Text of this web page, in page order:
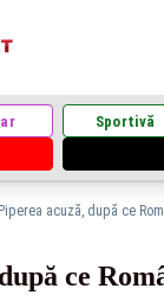
Sportivă
ce